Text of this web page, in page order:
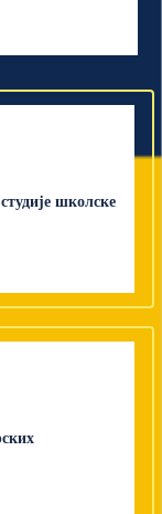
школске